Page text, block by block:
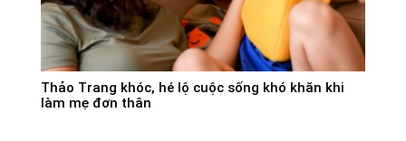
Thảo Trang khóc, hé lộ cuộc sống khó khăn khi
làm mẹ đơn thân